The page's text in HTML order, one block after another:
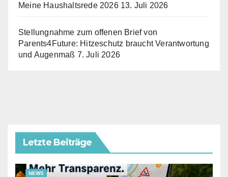
Meine Haushaltsrede 2026 13. Juli 2026
Stellungnahme zum offenen Brief von
Parents4Future: Hitzeschutz braucht Verantwortung
und Augenmaß 7. Juli 2026
Letzte Beiträge
NEWS